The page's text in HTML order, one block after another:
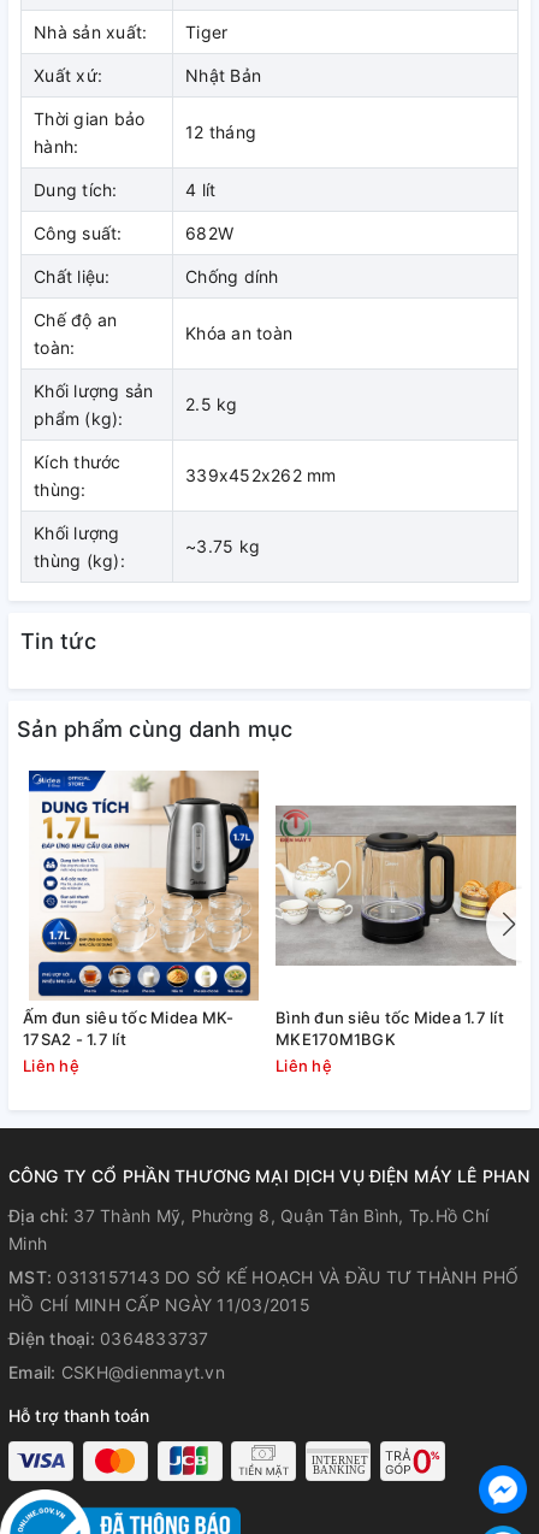
Nhà sản xuất: Tiger
Xuất xứ: Nhật Bản
Thời gian bảo
hành:
12 tháng
Dung tích: 4 lít
Công suất: 682W
Chất liệu: Chống dính
Chế độ an
toàn:
Khóa an toàn
Khối lượng sản
phẩm (kg):
2.5 kg
Kích thước
thùng:
339x452x262 mm
Khối lượng
thùng (kg):
~3.75 kg
Tin tức
Sản phẩm cùng danh mục
Ấm đun siêu tốc Midea MK-
17SA2 - 1.7 lít
Liên hệ
Bình đun siêu tốc Midea 1.7 lít
MKE170M1BGK
Liên hệ
CÔNG TY CỔ PHẦN THƯƠNG MẠI DỊCH VỤ ĐIỆN MÁY LÊ PHAN
Địa chỉ: 37 Thành Mỹ, Phường 8, Quận Tân Bình, Tp.Hồ Chí
Minh
MST: 0313157143 DO SỞ KẾ HOẠCH VÀ ĐẦU TƯ THÀNH PHỐ
HỒ CHÍ MINH CẤP NGÀY 11/03/2015
Điện thoại: 0364833737
Email: CSKH@dienmayt.vn
Hỗ trợ thanh toán